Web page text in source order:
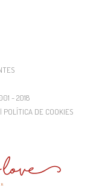
- 2018
POLÍTICA DE COOKIES